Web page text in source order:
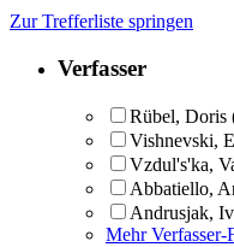
Zur Trefferliste springen
Verfasser
Rübel, Doris
Vishnevski,
Vzdul's'ka,
Abbatiello,
Andrusjak,
Mehr Verfasser-